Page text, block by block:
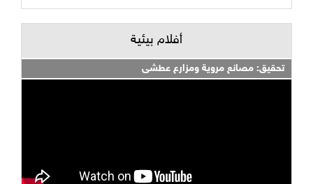
أفلام بيئية
تحقيق: مصانع مروية ومزارع عطشى